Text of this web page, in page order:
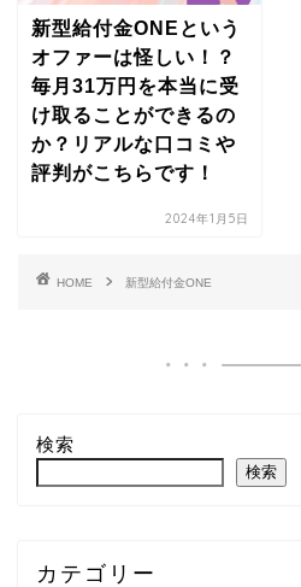
新型給付金ONEという
オファーは怪しい！？
毎月31万円を本当に受
け取ることができるの
か？リアルな口コミや
評判がこちらです！
2024年1月5日
HOME 新型給付金ONE
検索
検索
カテゴリー